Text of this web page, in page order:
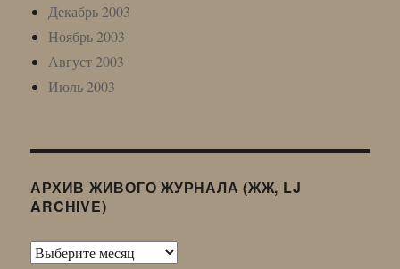
Декабрь 2003
Ноябрь 2003
Август 2003
Июль 2003
АРХИВ ЖИВОГО ЖУРНАЛА (ЖЖ, LJ
ARCHIVE)
Архив